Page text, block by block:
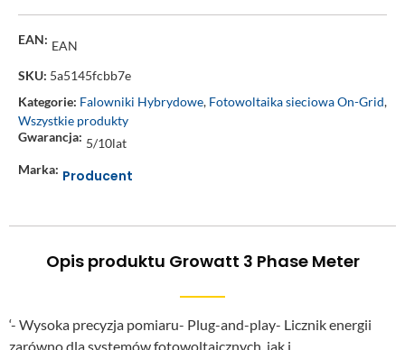
EAN: EAN
SKU: 5a5145fcbb7e
Kategorie: Falowniki Hybrydowe, Fotowoltaika sieciowa On-Grid,
Wszystkie produkty
Gwarancja: 5/10lat
Marka: Producent
Opis produktu Growatt 3 Phase Meter
‘- Wysoka precyzja pomiaru- Plug-and-play- Licznik energii
zarówno dla systemów fotowoltaicznych, jak i